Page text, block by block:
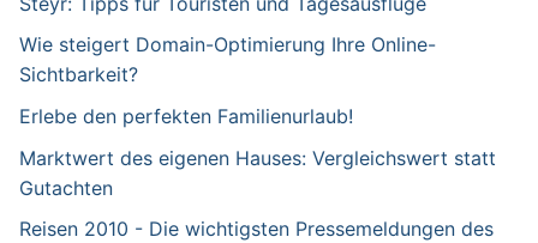
Wie steigert Domain-Optimierung Ihre Online-
Sichtbarkeit?
Erlebe den perfekten Familienurlaub!
Marktwert des eigenen Hauses: Vergleichswert statt
Gutachten
Reisen 2010 - Die wichtigsten Pressemeldungen des